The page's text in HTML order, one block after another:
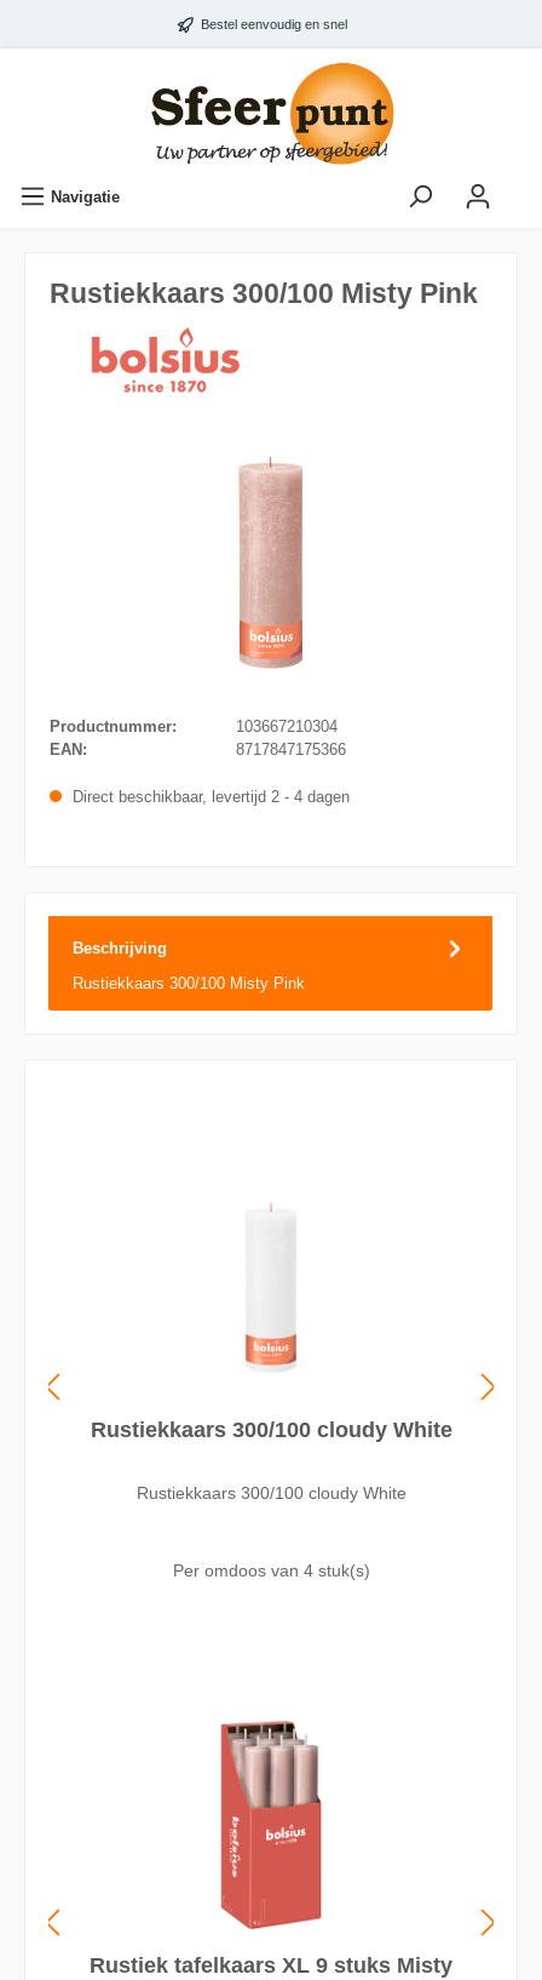
Bestel eenvoudig en snel
Navigatie
Rustiekkaars 300/100 Misty Pink
Productnummer:
103667210304
EAN:
8717847175366
Direct beschikbaar, levertijd 2 - 4 dagen
Beschrijving
Rustiekkaars 300/100 Misty Pink
Rustiekkaars 300/100 cloudy White
Rustiekkaars 300/100 cloudy White
Per omdoos van 4 stuk(s)
Rustiek tafelkaars XL 9 stuks Misty